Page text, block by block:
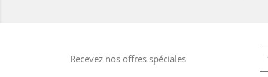
Recevez nos offres spéciales